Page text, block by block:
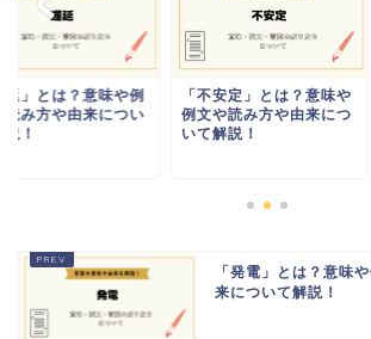
延」とは？意味や例
読み方や由来につい
！
「不安定」とは？意味や
例文や読み方や由来につ
いて解説！
「発電」とは？意味
来について解説！